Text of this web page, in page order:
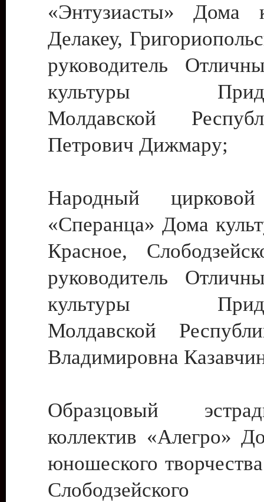
«Энтузиасты» Дома
Делакеу,
руководитель
культуры
Молдавской
Петрович Дижмару;
Народный цирковой
«Сперанца» Дома
Красное,
руководитель
культуры
Молдавской
Владимировна
Образцовый
коллектив «Алегро»
юношеского